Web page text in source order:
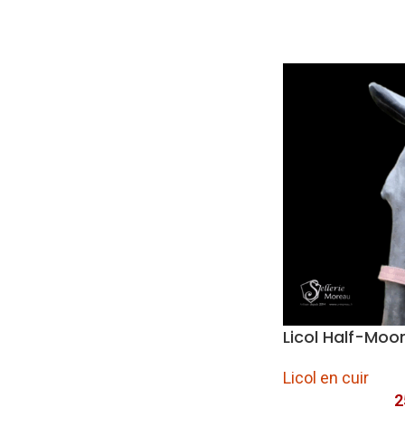
Licol Half-
Licol en cuir